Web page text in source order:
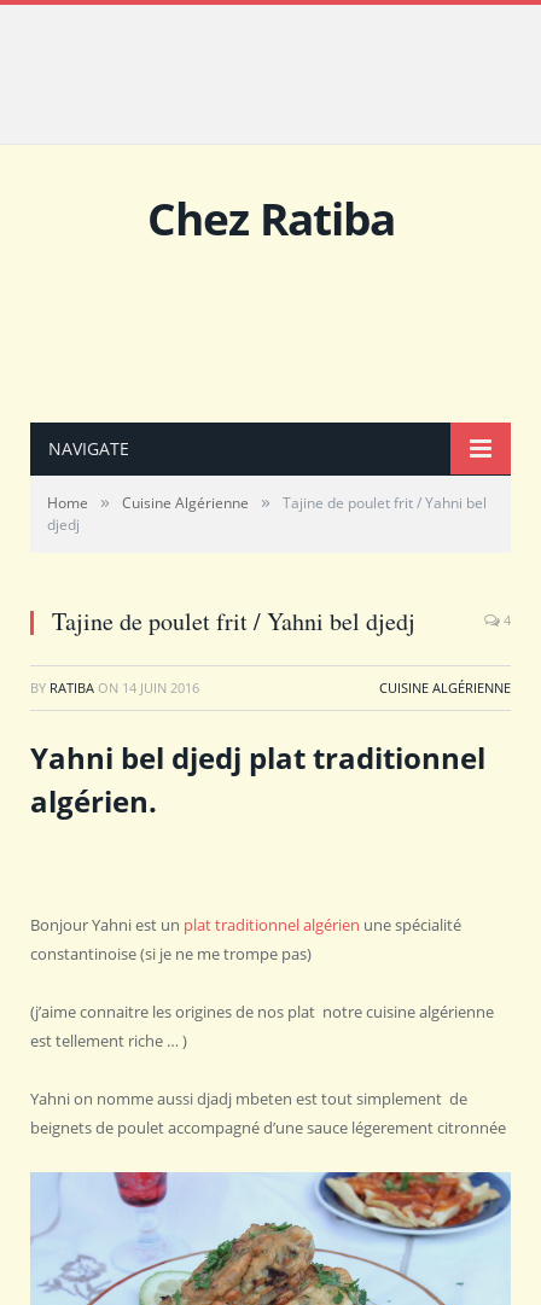
Chez Ratiba
NAVIGATE
Home » Cuisine Algérienne »
Tajine de poulet frit / Yahni bel
djedj
Tajine de poulet frit / Yahni bel djedj 4
BY RATIBA ON 14 JUIN 2016 CUISINE ALGÉRIENNE
Yahni bel djedj plat traditionnel
algérien.
Bonjour Yahni est un plat traditionnel algérien une spécialité
constantinoise (si je ne me trompe pas)
(j’aime connaitre les origines de nos plat notre cuisine algérienne
est tellement riche … )
Yahni on nomme aussi djadj mbeten est tout simplement de
beignets de poulet accompagné d’une sauce légerement citronnée